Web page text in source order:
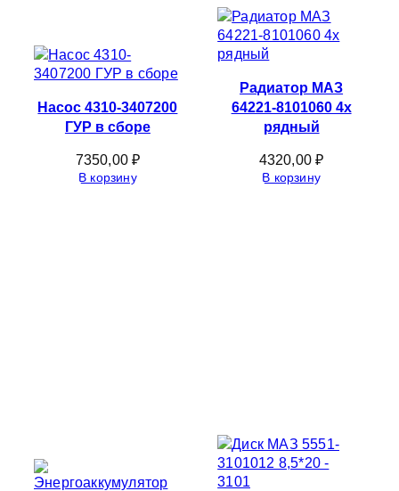
Насос 4310-3407200
ГУР в сборе
7350,00₽
В корзину
Радиатор МАЗ
64221-8101060 4х
рядный
4320,00₽
В корзину